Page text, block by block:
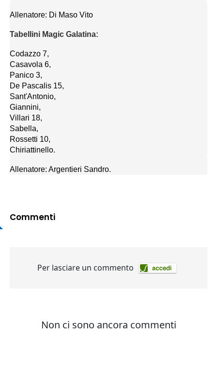
Allenatore: Di Maso Vito
Tabellini Magic Galatina:
Codazzo 7,
Casavola 6,
Panico 3,
De Pascalis 15,
Sant'Antonio,
Giannini,
Villari 18,
Sabella,
Rossetti 10,
Chiriattinello.
Allenatore: Argentieri Sandro.
Commenti